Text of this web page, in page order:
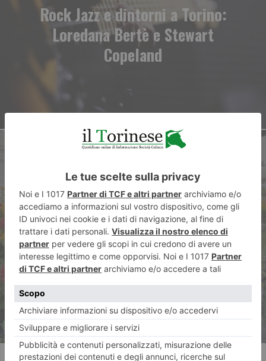
Rock Jazz e dintorni a Torino:
Loredana Bertè e Stewart
Copeland
ARTICOLO SUCCESSIVO
Torna il Festival del verde nei
Comuni torinesi